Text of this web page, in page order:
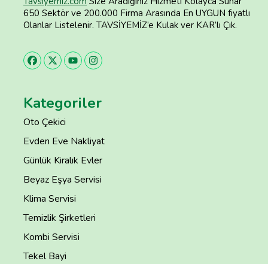
650 Sektör ve 200.000 Firma Arasında En UYGUN fiyatlı
Olanlar Listelenir. TAVSİYEMİZ’e Kulak ver KAR’lı Çık.
Kategoriler
Oto Çekici
Evden Eve Nakliyat
Günlük Kiralık Evler
Beyaz Eşya Servisi
Klima Servisi
Temizlik Şirketleri
Kombi Servisi
Tekel Bayi